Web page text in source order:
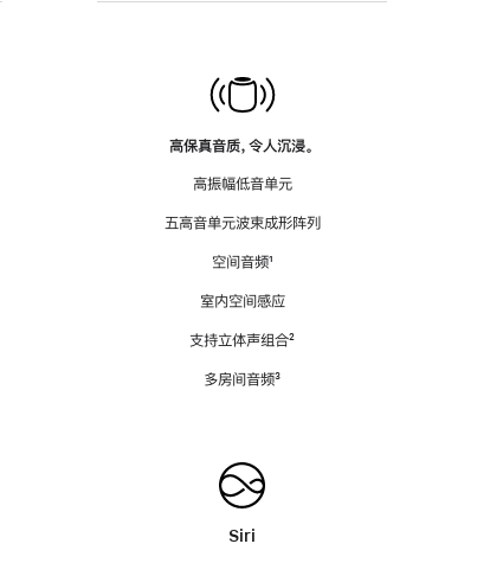
高保真音质，令人沉浸。
高振幅低音单元
五高音单元波束成形阵列
空间音频脚
¹
室内空间感应
支持立体声组合脚
²
多房间音频脚
³
Siri